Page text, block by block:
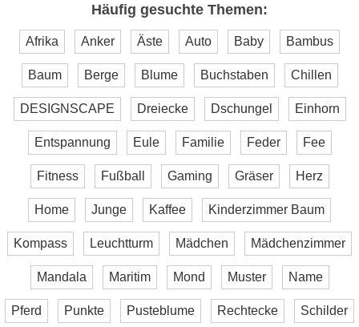
Häufig gesuchte Themen:
Afrika Anker Äste Auto Baby Bambus
Baum Berge Blume Buchstaben Chillen
DESIGNSCAPE Dreiecke Dschungel Einhorn
Entspannung Eule Familie Feder Fee
Fitness Fußball Gaming Gräser Herz
Home Junge Kaffee Kinderzimmer Baum
Kompass Leuchtturm Mädchen Mädchenzimmer
Mandala Maritim Mond Muster Name
Pferd Punkte Pusteblume Rechtecke Schilder